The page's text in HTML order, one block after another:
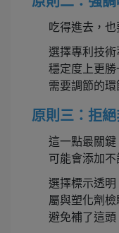
吃得進去，也
選擇專利技
穩定度上更
需要調節的環
原則三：拒絕
這一點最關鍵
可能會添加不
選擇標示透
屬與塑化劑
避免補了這頭